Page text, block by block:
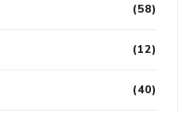
(58)
(12)
(40)